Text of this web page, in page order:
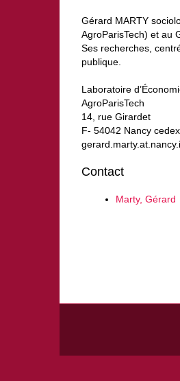
Gérard MARTY
AgroParisTech) et au
Ses recherches,
publique.
Laboratoire
AgroParisTech
14, rue Girardet
F- 54042 Nancy
Contact
Marty, Gérard